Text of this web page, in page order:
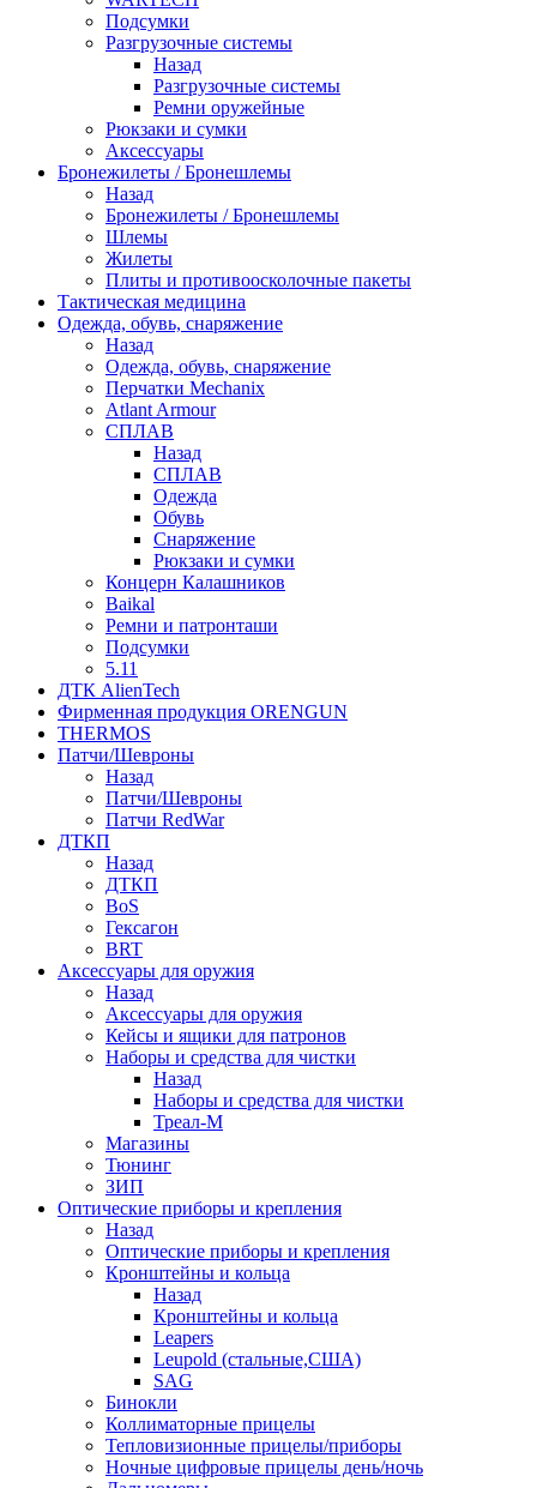
Подсумки
Разгрузочные системы
Назад
Разгрузочные системы
Ремни оружейные
Рюкзаки и сумки
Аксессуары
Бронежилеты / Бронешлемы
Назад
Бронежилеты / Бронешлемы
Шлемы
Жилеты
Плиты и противоосколочные пакеты
Тактическая медицина
Одежда, обувь, снаряжение
Назад
Одежда, обувь, снаряжение
Перчатки Mechanix
Atlant Armour
СПЛАВ
Назад
СПЛАВ
Одежда
Обувь
Снаряжение
Рюкзаки и сумки
Концерн Калашников
Baikal
Ремни и патронташи
Подсумки
5.11
ДТК AlienTech
Фирменная продукция ORENGUN
THERMOS
Патчи/Шевроны
Назад
Патчи/Шевроны
Патчи RedWar
ДТКП
Назад
ДТКП
BoS
Гексагон
BRT
Аксессуары для оружия
Назад
Аксессуары для оружия
Кейсы и ящики для патронов
Наборы и средства для чистки
Назад
Наборы и средства для чистки
Треал-М
Магазины
Тюнинг
ЗИП
Оптические приборы и крепления
Назад
Оптические приборы и крепления
Кронштейны и кольца
Назад
Кронштейны и кольца
Leapers
Leupold (стальные,США)
SAG
Бинокли
Коллиматорные прицелы
Тепловизионные прицелы/приборы
Ночные цифровые прицелы день/ночь